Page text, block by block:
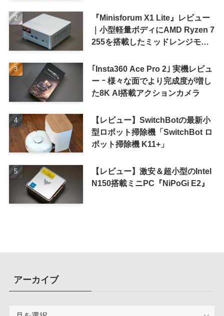
『Minisforum X1 Lite』レビュー
｜小型軽量ボディにAMD Ryzen 7
255を搭載したミッドレンジモデ
｢Insta360 Ace Pro 2｣ 実機レビュ
ー ｰ 様々な面でより完成度が増し
た8K AI搭載アクションカメラ
【レビュー】SwitchBotの最新小
型ロボット掃除機「SwitchBot ロ
ボット掃除機 K11+」
【レビュー】激安＆超小型のIntel
N150搭載ミニPC『NiPoGi E2』
アーカイブ